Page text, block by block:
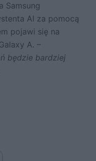
Samsung
AI za pomocą
pojawi się na
A. –
będzie bardziej